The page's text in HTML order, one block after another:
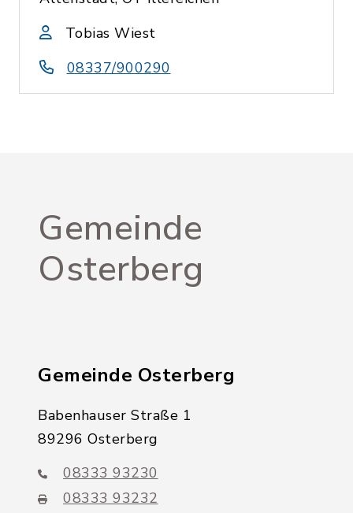
Tobias Wiest
08337/900290
Gemeinde
Osterberg
Gemeinde Osterberg
Babenhauser Straße 1
89296 Osterberg
08333 93230
08333 93232